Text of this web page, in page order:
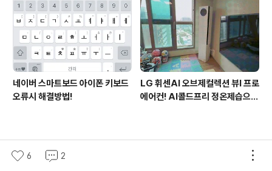
네이버 스마트보드 아이폰 키보드
오류시 해결방법!
LG 휘센AI 오브제컬렉션 뷰I 프로
에어컨! AI콜드프리 정온제습으로
6 2